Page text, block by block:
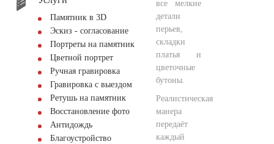
Памятник в 3D
Эскиз - согласование
Портреты на памятник
Цветной портрет
Ручная гравировка
Гравировка с выездом
Ретушь на памятник
Восстановление фото
Антидождь
Благоустройство
все мелкие
детали
перьев,
складки
платья и
цветочные
бутоны.
Реалистическая
манера
передаёт
каждый